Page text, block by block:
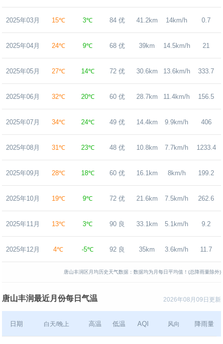
2025年03月 15℃ 3℃ 84 优 41.2km 14km/h 0.7
2025年04月 24℃ 9℃ 68 优 39km 14.5km/h 21
2025年05月 27℃ 14℃ 72 优 30.6km 13.6km/h 333.7
2025年06月 32℃ 20℃ 60 优 28.7km 11.4km/h 156.5
2025年07月 34℃ 24℃ 49 优 14.4km 9.9km/h 406
2025年08月 31℃ 23℃ 48 优 10.8km 7.7km/h 1233.4
2025年09月 28℃ 18℃ 60 优 16.1km 8km/h 199.2
2025年10月 19℃ 9℃ 72 优 21.6km 7.5km/h 262.6
2025年11月 13℃ 3℃ 90 良 33.1km 5.1km/h 9.2
2025年12月 4℃ -5℃ 92 良 35km 3.6km/h 11.7
唐山丰润区月均历史天气数据：数据均为月每日平均值！(总降雨量除外)
2026年08月09日更新
唐山丰润最近月份每日气温
日期 白天/晚上 高温 低温 AQI 风向 降雨量